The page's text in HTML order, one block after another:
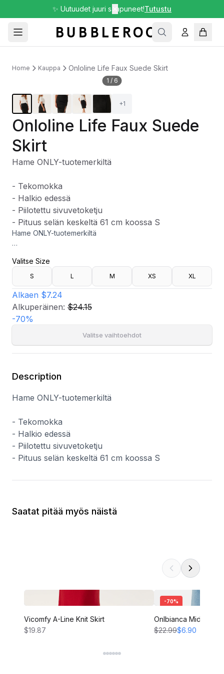
✨ Uutuudet juuri saapuneet!Tutustu
Home Kauppa Onloline Life Faux Suede Skirt
1 / 6
+1
Onloline Life Faux Suede
Skirt
Hame ONLY-tuotemerkiltä
- Tekomokka
- Halkio edessä
- Piilotettu sivuvetoketju
- Pituus selän keskeltä 61 cm koossa S
Hame ONLY-tuotemerkiltä
- Halkio edessä
- Piilotettu sivuvetoketju
- Pituus selän keskeltä 61 cm koossa S
Valitse Size
S L M XS XL
Alkaen $7.24
Alkuperäinen: $24.15
-70%
Valitse vaihtoehdot
Description
Hame ONLY-tuotemerkiltä
- Tekomokka
- Halkio edessä
- Piilotettu sivuvetoketju
- Pituus selän keskeltä 61 cm koossa S
Saatat pitää myös näistä
Vicomfy A-Line Knit Skirt
$19.87
-70%
Onlbianca Midi Skirt
$22.99$6.90